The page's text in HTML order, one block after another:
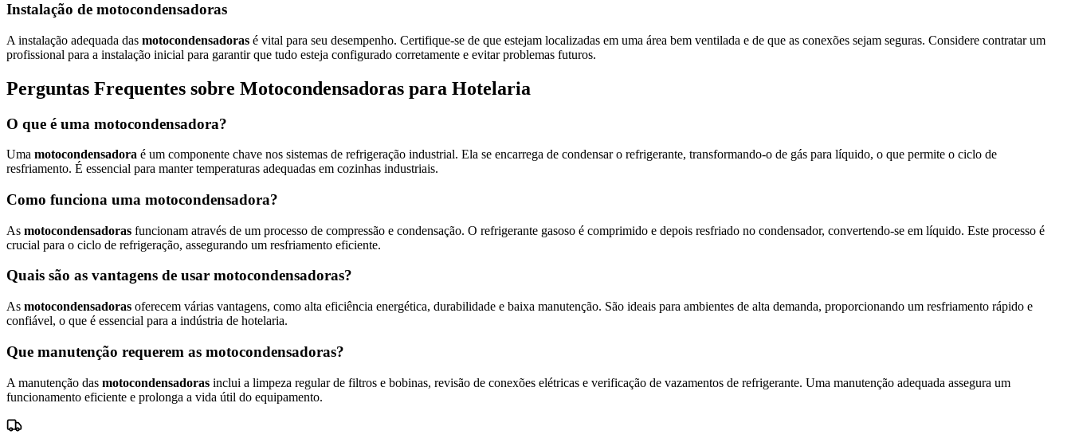
Instalação de motocondensadoras
A instalação adequada das motocondensadoras é vital para seu desempenho. Certifique-se de que estejam localizadas em uma área bem ventilada e de que as conexões sejam seguras. Considere contratar um
profissional para a instalação inicial para garantir que tudo esteja configurado corretamente e evitar problemas futuros.
Perguntas Frequentes sobre Motocondensadoras para Hotelaria
O que é uma motocondensadora?
Uma motocondensadora é um componente chave nos sistemas de refrigeração industrial. Ela se encarrega de condensar o refrigerante, transformando-o de gás para líquido, o que permite o ciclo de
resfriamento. É essencial para manter temperaturas adequadas em cozinhas industriais.
Como funciona uma motocondensadora?
As motocondensadoras funcionam através de um processo de compressão e condensação. O refrigerante gasoso é comprimido e depois resfriado no condensador, convertendo-se em líquido. Este processo é
crucial para o ciclo de refrigeração, assegurando um resfriamento eficiente.
Quais são as vantagens de usar motocondensadoras?
As motocondensadoras oferecem várias vantagens, como alta eficiência energética, durabilidade e baixa manutenção. São ideais para ambientes de alta demanda, proporcionando um resfriamento rápido e
confiável, o que é essencial para a indústria de hotelaria.
Que manutenção requerem as motocondensadoras?
A manutenção das motocondensadoras inclui a limpeza regular de filtros e bobinas, revisão de conexões elétricas e verificação de vazamentos de refrigerante. Uma manutenção adequada assegura um
funcionamento eficiente e prolonga a vida útil do equipamento.